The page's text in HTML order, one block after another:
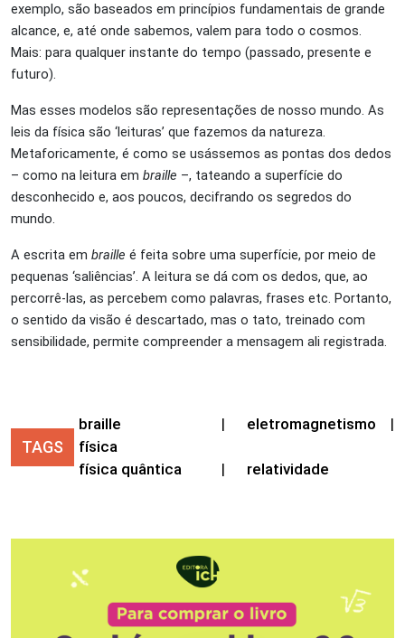
exemplo, são baseados em princípios fundamentais de grande
alcance, e, até onde sabemos, valem para todo o cosmos.
Mais: para qualquer instante do tempo (passado, presente e
futuro).
Mas esses modelos são representações de nosso mundo. As
leis da física são ‘leituras’ que fazemos da natureza.
Metaforicamente, é como se usássemos as pontas dos dedos
– como na leitura em braille –, tateando a superfície do
desconhecido e, aos poucos, decifrando os segredos do
mundo.
A escrita em braille é feita sobre uma superfície, por meio de
pequenas ‘saliências’. A leitura se dá com os dedos, que, ao
percorrê-las, as percebem como palavras, frases etc. Portanto,
o sentido da visão é descartado, mas o tato, treinado com
sensibilidade, permite compreender a mensagem ali registrada.
TAGS
braille | eletromagnetismo
|
física
física quântica
| relatividade